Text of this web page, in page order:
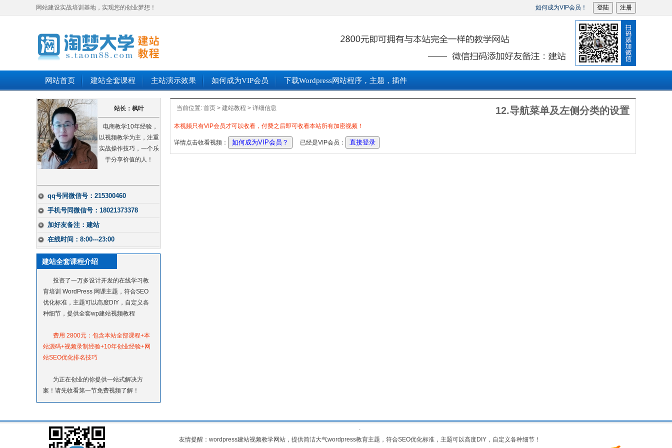
网站建设实战培训基地，实现您的创业梦想！ 如何成为VIP会员！ 登陆 注册
网站首页 建站全套课程 主站演示效果 如何成为VIP会员 下载wordpress网站程序，主题，插件
当前位置: 首页 > 建站教程 > 详细信息 12.导航菜单及左侧分类的设置
本视频只有VIP会员才可以收看，付费之后即可收看本站所有加密视频！
详情点击收看视频： 如何成为VIP会员？ 已经是VIP会员： 直接登录
站长：枫叶
电商教学10年经验，
以视频教学为主，注重
实战操作技巧，一个乐
于分享价值的人！
qq号同微信号：215300460
手机号同微信号：18021373378
加好友备注：建站
在线时间：8:00---23:00
建站全套课程介绍
投资了一万多设计开发的在线学习教
育培训 WordPress 网课主题，符合SEO
优化标准，主题可以高度DIY，自定义各
种细节，提供全套wp建站视频教程
费用 2800元：包含本站全部课程+本
站源码+视频录制经验+10年创业经验+网
站SEO优化排名技巧
为正在创业的你提供一站式解决方
案！请先收看第一节免费视频了解！
.
友情提醒： wordpress建站视频教学网站，提供简洁大气wordpress教育主题 ，符合SEO优化标准，主题可以高度DIY，自定义各种细节！